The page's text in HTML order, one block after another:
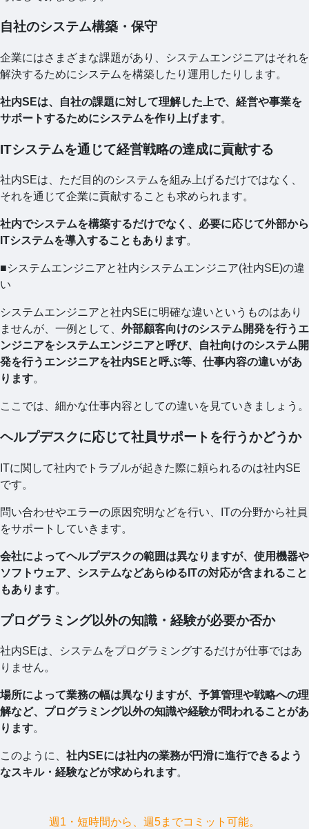
自社のシステム構築・保守
企業にはさまざまな課題があり、システムエンジニアはそれを
解決するためにシステムを構築したり運用したりします。
社内SEは、自社の課題に対して理解した上で、経営や事業を
サポートするためにシステムを作り上げます。
ITシステムを通じて経営戦略の達成に貢献する
社内SEは、ただ目的のシステムを組み上げるだけではなく、
それを通じて企業に貢献することも求められます。
社内でシステムを構築するだけでなく、必要に応じて外部から
ITシステムを導入することもあります。
■システムエンジニアと社内システムエンジニア(社内SE)の違
い
システムエンジニアと社内SEに明確な違いというものはあり
ませんが、一例として、 外部顧客向けのシステム開発を⾏うエ
ンジニアをシステムエンジニアと呼び、⾃社向けのシステム開
発を⾏うエンジニアを社内SEと呼ぶ等、仕事内容の違いがあ
ります。
ここでは、細かな仕事内容としての違いを見ていきましょう。
ヘルプデスクに応じて社員サポートを行うかどうか
ITに関して社内でトラブルが起きた際に頼られるのは社内SE
です。
問い合わせやエラーの原因究明などを行い、ITの分野から社員
をサポートしていきます。
会社によってヘルプデスクの範囲は異なりますが、使用機器や
ソフトウェア、システムなどあらゆるITの対応が含まれること
もあります。
プログラミング以外の知識・経験が必要か否か
社内SEは、システムをプログラミングするだけが仕事ではあ
りません。
場所によって業務の幅は異なりますが、予算管理や戦略への理
解など、プログラミング以外の知識や経験が問われることがあ
ります。
このように、 社内SEには社内の業務が円滑に進行できるよう
なスキル・経験などが求められます。
週1・短時間から、週5までコミット可能。